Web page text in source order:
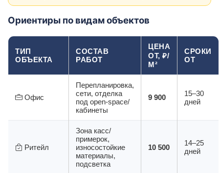
Ориентиры по видам объектов
ТИП
ОБЪЕКТА
СОСТАВ
РАБОТ
ЦЕНА
ОТ, ₽/
М²
СРОКИ
ОТ
Офис
Перепланировка,
сети, отделка
под open-space/
кабинеты
9 900
15–30
дней
Ритейл
Зона касс/
примерок,
износостойкие
материалы,
подсветка
10 500
14–25
дней